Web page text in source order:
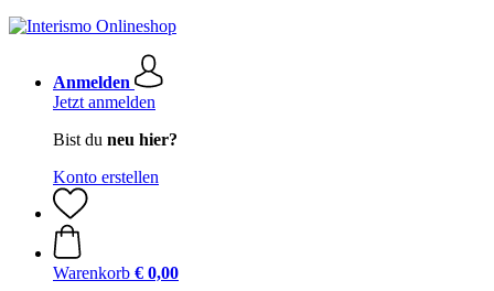
Anmelden
Jetzt anmelden
Bist du neu hier?
Konto erstellen
Warenkorb € 0,00